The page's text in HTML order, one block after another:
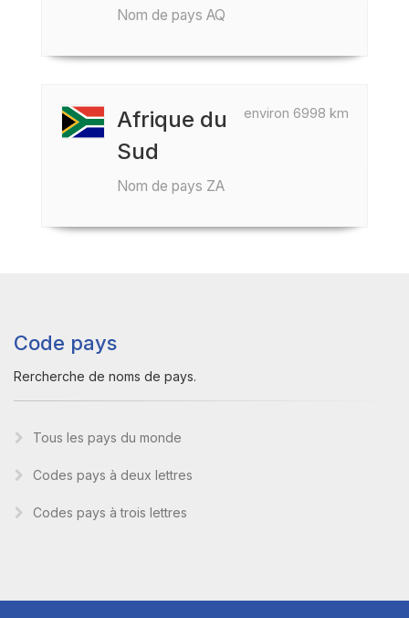
Nom de pays AQ
environ 6998 km
Afrique du
Sud
Nom de pays ZA
Code pays
Rercherche de noms de pays.
Tous les pays du monde
Codes pays à deux lettres
Codes pays à trois lettres